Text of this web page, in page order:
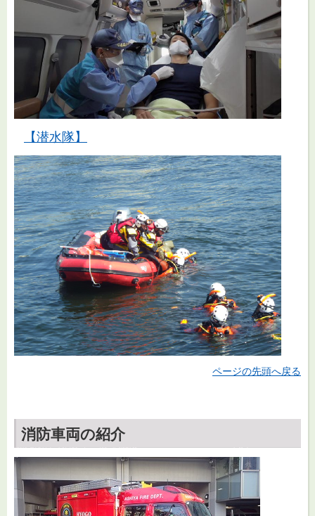
【潜水隊】
ページの先頭へ戻る
消防車両の紹介